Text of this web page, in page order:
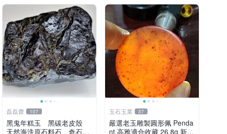
磊磊齋 107
黑鬼年糕玉 黑碳老皮殼
天然海洗原石料石 奇石雅
玉石玉業 37
嚴選老玉雕製圓形佩 Penda
nt 高雅適合收藏 26.8g 新年